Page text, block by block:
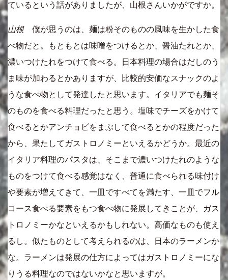
ているという話がありましたが、山根さんいかがですか。
山根僕が思うのは、麺は粉そのものの風味を生かした食
べ物だと。もともとは味噌をつけるとか、醤油たれとか、
濃いつけたれをつけて食べる。日本料理の場合はだしのう
ま味が加わるとかありますが、比較的安価なスナックのよ
うな食べ物として発達したと思います。イタリアでも麺そ
のものを食べる料理だったと思う。塩味でチーズをかけて
食べるとかアンチョビをまぶして食べるとかの程度だった
から、果たしてガストロノミーといえるかどうか。最近の
イタリア料理のパスタは、そこまで濃いつけたれのような
ものをつけて食べる感覚はなく、普通に食べられる味付け
や要素が増えてきて、一皿ですべてを満たす、一皿でフル
コース食べる要素をもつ食べ物に発展してきことが、ガス
トロノミーかなといえるかもしれない。高価なものも使え
るし。似たものとして考えられるのは、日本のラーメンか
な。ラーメンは発展の仕方によってはガストロノミーにな
りうる料理なのではないかなと思いますが。